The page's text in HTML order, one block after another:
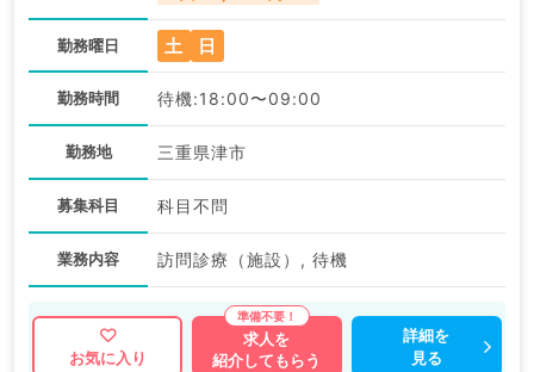
勤務曜日 土 日
勤務時間 待機:18:00〜09:00
勤務地 三重県津市
募集科目 科目不問
業務内容 訪問診療（施設）, 待機
お気に入り
求人を
紹介してもらう
詳細を
見る